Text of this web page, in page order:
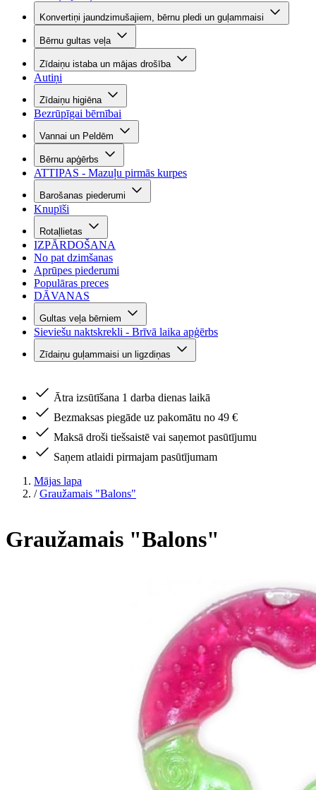
Konvertiņi jaundzimušajiem, bērnu pledi un guļammaisi
Bērnu gultas veļa
Zīdaiņu istaba un mājas drošība
Autiņi
Zīdaiņu higiēna
Bezrūpīgai bērnībai
Vannai un Peldēm
Bērnu apģērbs
ATTIPAS - Mazuļu pirmās kurpes
Barošanas piederumi
Knupīši
Rotaļlietas
IZPĀRDOŠANA
No pat dzimšanas
Aprūpes piederumi
Populāras preces
DĀVANAS
Gultas veļa bērniem
Sieviešu naktskrekli - Brīvā laika apģērbs
Zīdaiņu guļammaisi un ligzdiņas
Ātra izsūtīšana 1 darba dienas laikā
Bezmaksas piegāde uz pakomātu no 49 €
Maksā droši tiešsaistē vai saņemot pasūtījumu
Saņem atlaidi pirmajam pasūtījumam
Mājas lapa
/ Graužamais "Balons"
Graužamais "Balons"